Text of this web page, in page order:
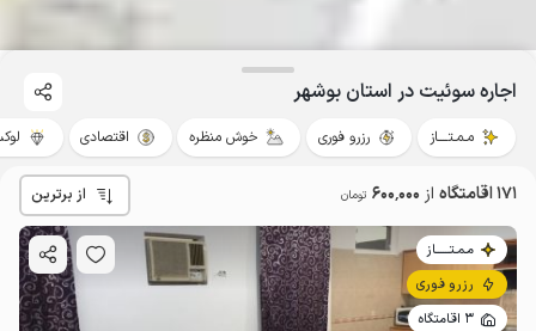
اجاره سوئیت در استان بوشهر
مـمـتــــاز رزرو فوری خوش منظره اقتصادی
171 اقامتگاه از 600٬000 تومان از برترین
مـمـتــــــاز
رزرو فوری
3 اقامتگاه